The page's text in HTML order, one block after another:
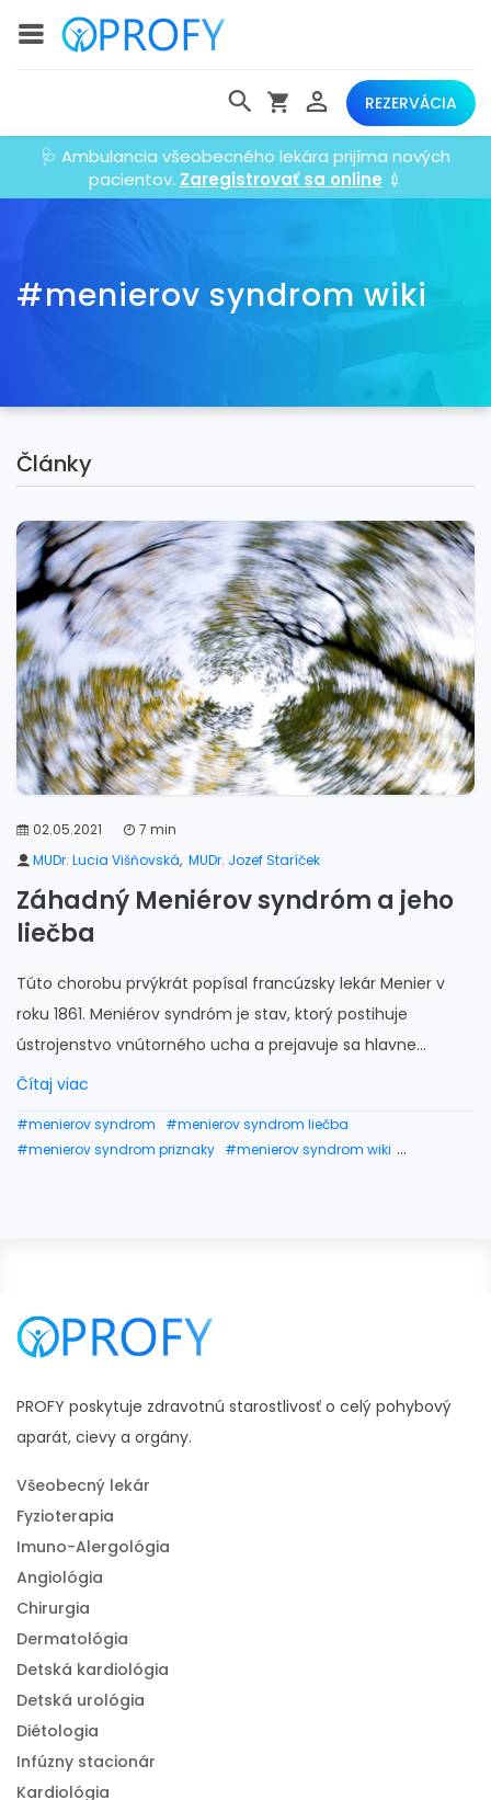
REZERVÁCIA
🩺 Ambulancia všeobecného lekára prijíma nových
pacientov. Zaregistrovať sa online 💉
#menierov syndrom wiki
Články
02.05.2021
7 min
MUDr. Lucia Višňovská, MUDr. Jozef Staríček
Záhadný Meniérov syndróm a jeho
liečba
Túto chorobu prvýkrát popísal francúzsky lekár Menier v
roku 1861. Meniérov syndróm je stav, ktorý postihuje
ústrojenstvo vnútorného ucha a prejavuje sa hlavne...
Čítaj viac
#menierov syndrom
#menierov syndrom liečba
#menierov syndrom priznaky #menierov syndrom wiki
PROFY poskytuje zdravotnú starostlivosť o celý pohybový
aparát, cievy a orgány.
Všeobecný lekár
Fyzioterapia
Imuno-Alergológia
Angiológia
Chirurgia
Dermatológia
Detská kardiológia
Detská urológia
Diétologia
Infúzny stacionár
Kardiológia